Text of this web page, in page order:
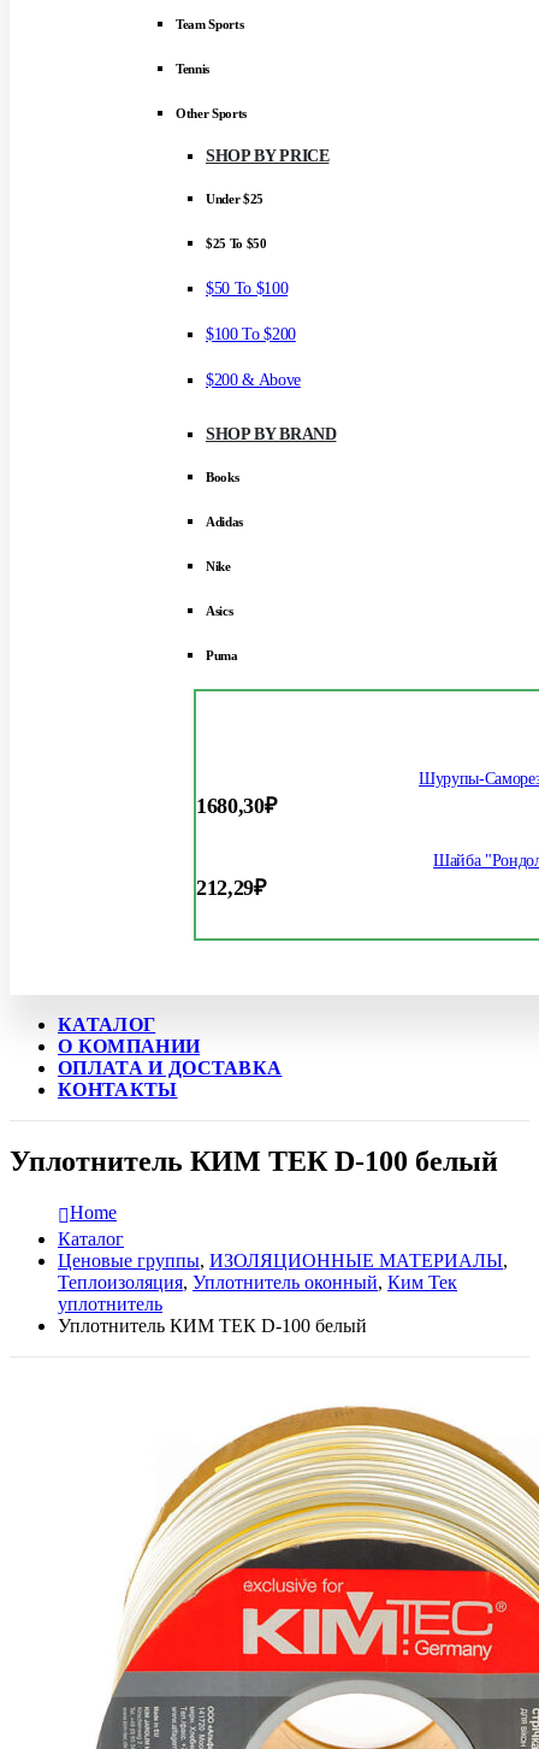
Team Sports
Tennis
Other Sports
SHOP BY PRICE
Under $25
$25 To $50
$50 To $100
$100 To $200
$200 & Above
SHOP BY BRAND
Books
Adidas
Nike
Asics
Puma
Шурупы-
1680,30₽
Шайба
212,29₽
КАТАЛОГ
О КОМПАНИИ
ОПЛАТА И ДОСТАВКА
КОНТАКТЫ
Уплотнитель КИМ ТЕК D-100 белый
Home
Каталог
Ценовые группы, ИЗОЛЯЦИОННЫЕ МАТЕРИАЛЫ,
Теплоизоляция, Уплотнитель оконный, Ким Тек
уплотнитель
Уплотнитель КИМ ТЕК D-100 белый